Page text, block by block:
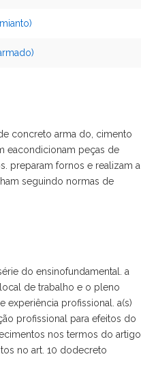
concreto arma do, cimento
eacondicionam peças de
preparam fornos e realizam a
seguindo normas de
do ensinofundamental. a
de trabalho e o pleno
experiência profissional. a(s)
profissional para efeitos do
nos termos do artigo
no art. 10 dodecreto